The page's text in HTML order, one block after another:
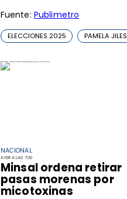
NACIONAL
AYER A LAS 7:30
Minsal ordena retirar
pasas morenas por
micotoxinas
Fuente: Publimetro
ELECCIONES 2025 PAMELA JILES